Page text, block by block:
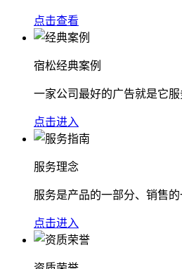
点击查看
宿松经典案例
一家公司最好的广告就是它服
点击进入
服务理念
服务是产品的一部分、销售的
点击进入